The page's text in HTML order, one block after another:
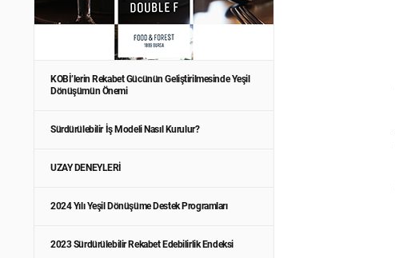
KOBİ’lerin Rekabet Gücünün Geliştirilmesinde Yeşil
Dönüşümün Önemi
Sürdürülebilir İş Modeli Nasıl Kurulur?
UZAY DENEYLERİ
2024 Yılı Yeşil Dönüşüme Destek Programları
2023 Sürdürülebilir Rekabet Edebilirlik Endeksi